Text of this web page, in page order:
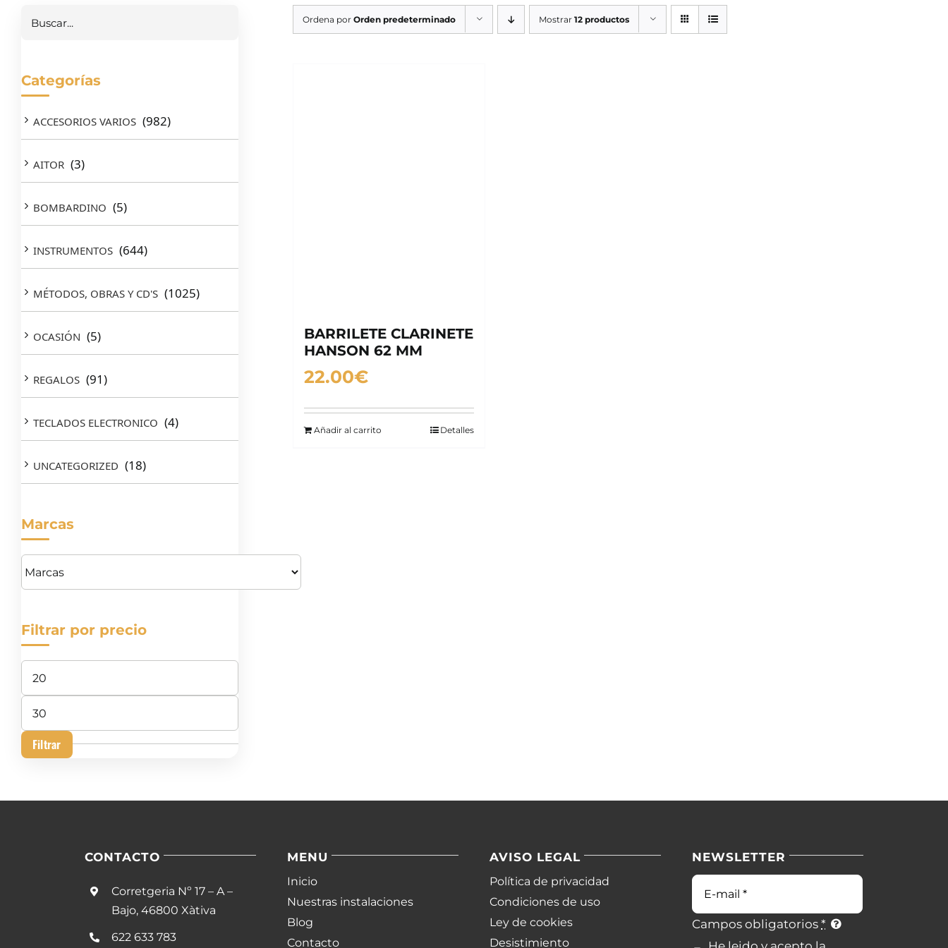
Ordena porOrden predeterminado Mostrar12 productos
BARRILETE CLARINETE
HANSON 62 MM
22.00€
Añadir al carrito Detalles
Categorías
ACCESORIOS VARIOS (982)
AITOR (3)
BOMBARDINO (5)
INSTRUMENTOS (644)
MÉTODOS, OBRAS Y CD'S (1025)
OCASIÓN (5)
REGALOS (91)
TECLADOS ELECTRONICO (4)
UNCATEGORIZED (18)
Marcas
Filtrar por precio
Precio
mínimo
Precio
máximo
Filtrar
CONTACTO
Corretgeria Nº 17 – A –
Bajo, 46800 Xàtiva
622 633 783
MENU
Inicio
Nuestras instalaciones
Blog
Contacto
AVISO LEGAL
Política de privacidad
Condiciones de uso
Ley de cookies
Desistimiento
NEWSLETTER
Campos obligatorios*